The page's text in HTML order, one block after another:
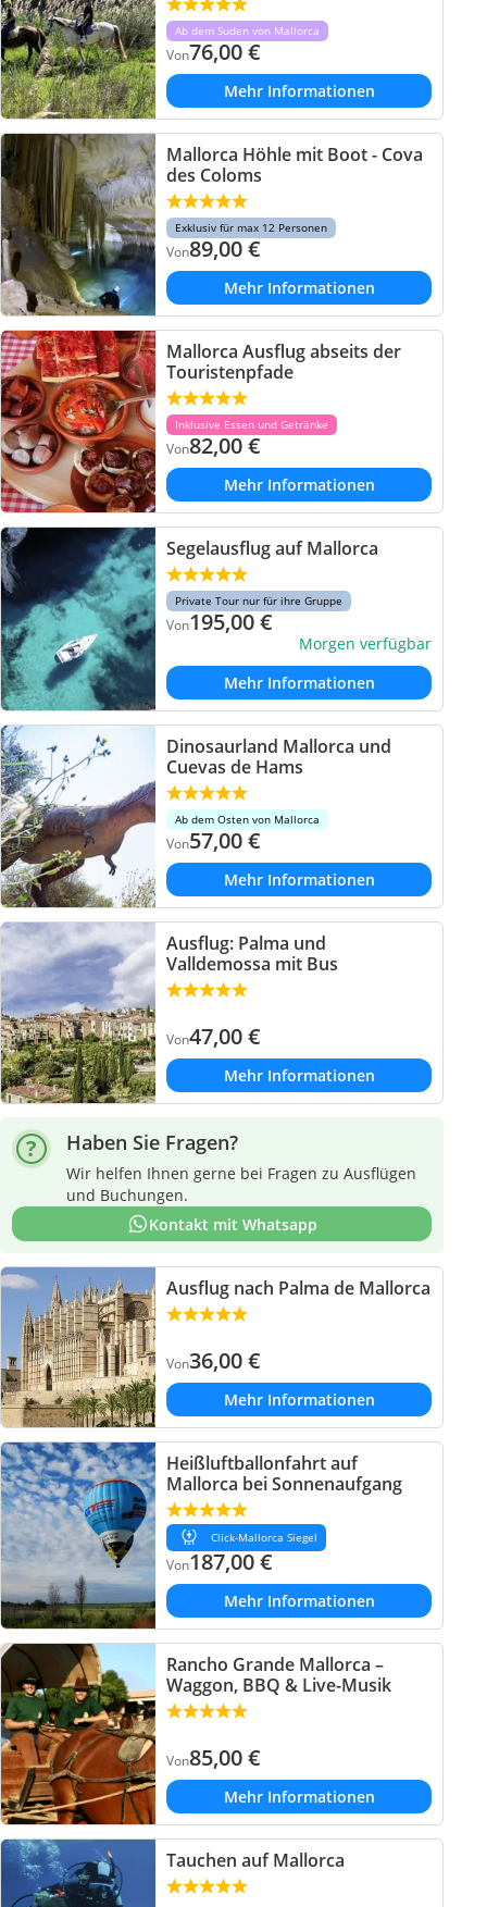
Ab dem Suden von Mallorca
Von76,00€
Mehr Informationen
Mallorca Höhle mit Boot - Cova
des Coloms
Exklusiv für max 12 Personen
Von89,00€
Mehr Informationen
Mallorca Ausflug abseits der
Touristenpfade
Inklusive Essen und Getränke
Von82,00€
Mehr Informationen
Segelausflug auf Mallorca
Private Tour nur für ihre Gruppe
Von195,00€
Morgen verfügbar
Mehr Informationen
Dinosaurland Mallorca und
Cuevas de Hams
Ab dem Osten von Mallorca
Von57,00€
Mehr Informationen
Ausflug: Palma und
Valldemossa mit Bus
Von47,00€
Mehr Informationen
Haben Sie Fragen?
Wir helfen Ihnen gerne bei Fragen zu Ausflügen
und Buchungen.
Kontakt mit Whatsapp
Ausflug nach Palma de Mallorca
Von36,00€
Mehr Informationen
Heißluftballonfahrt auf
Mallorca bei Sonnenaufgang
Click-Mallorca Siegel
Von187,00€
Mehr Informationen
Rancho Grande Mallorca –
Waggon, BBQ & Live-Musik
Von85,00€
Mehr Informationen
Tauchen auf Mallorca